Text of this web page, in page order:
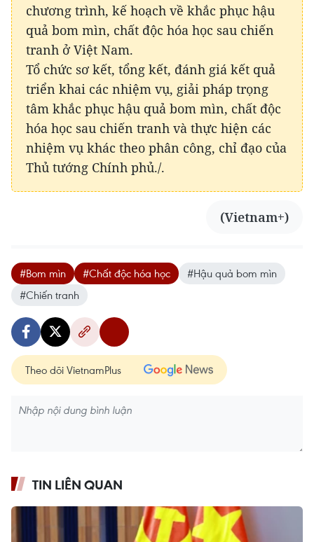
chương trình, kế hoạch về khắc phục hậu
quả bom mìn, chất độc hóa học sau chiến
tranh ở Việt Nam.
Tổ chức sơ kết, tổng kết, đánh giá kết quả
triển khai các nhiệm vụ, giải pháp trọng
tâm khắc phục hậu quả bom mìn, chất độc
hóa học sau chiến tranh và thực hiện các
nhiệm vụ khác theo phân công, chỉ đạo của
Thủ tướng Chính phủ./.
(Vietnam+)
#Bom mìn #Chất độc hóa học
#Hậu quả bom mìn
#Chiến tranh
Theo dõi VietnamPlus
TIN LIÊN QUAN